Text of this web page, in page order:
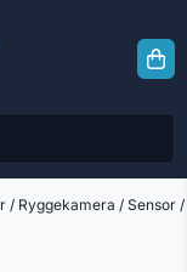
/ Ryggekamera / Sensor /